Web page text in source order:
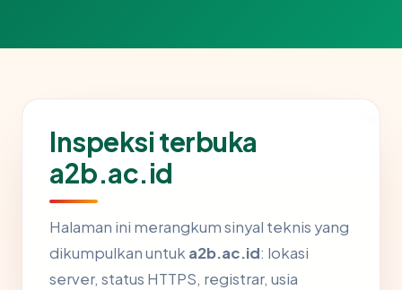
Inspeksi terbuka
a2b.ac.id
Halaman ini merangkum sinyal teknis yang
dikumpulkan untuk a2b.ac.id: lokasi
server, status HTTPS, registrar, usia